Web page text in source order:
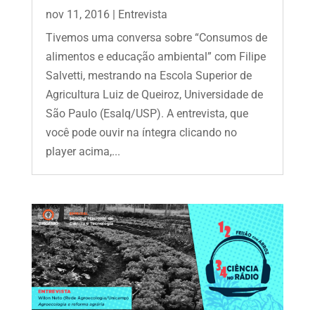
nov 11, 2016| Entrevista
Tivemos uma conversa sobre “Consumos de
alimentos e educação ambiental” com Filipe
Salvetti, mestrando na Escola Superior de
Agricultura Luiz de Queiroz, Universidade de
São Paulo (Esalq/USP). A entrevista, que
você pode ouvir na íntegra clicando no
player acima,...